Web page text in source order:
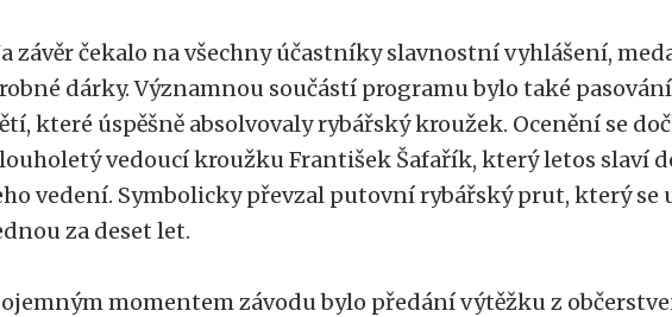
závěr čekalo na všechny účastníky slavnostní vyhlášení,
dárky. Významnou součástí programu bylo také
které úspěšně absolvovaly rybářský kroužek. Ocenění se
vedoucí kroužku František Šafařík, který letos slaví
vedení. Symbolicky převzal putovní rybářský prut, který se
za deset let.
momentem závodu bylo předání výtěžku z